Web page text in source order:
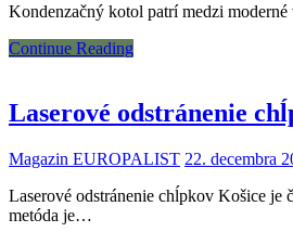
Kondenzačný kotol patrí medzi
Continue Reading
Laserové odstránenie
Magazin EUROPALIST 22. decembra
Laserové odstránenie chĺpkov Košice
metóda je…